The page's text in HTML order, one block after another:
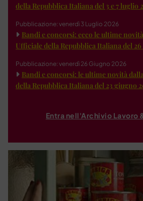
della Repubblica Italiana del 3 e 7 luglio
Pubblicazione: venerdì 3 Luglio 2026
Bandi e concorsi: ecco le ultime
Ufficiale della Repubblica Italiana del
Pubblicazione: venerdì 26 Giugno 2026
Bandi e concorsi: le ultime novità
della Repubblica Italiana del 23 giugno
Entra nell'Archivio Lavoro